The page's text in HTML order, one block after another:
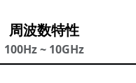
周波数特性
100Hz ~ 10GHz